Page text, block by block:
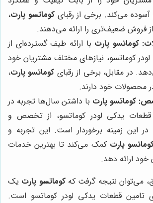
می‌کند. برخی از رقبایکوماتسو پارت،
ضعیف‌تری را ارائه می‌دهند.
کوماتسو پارت با ارائه طیف گسترده‌ای از
کوماتسو، نیازهای مختلف مشتریان خود
در مقابل، برخی از رقبای کوماتسو پارت،
محصولات خود دارند.
کوماتسو پارت با داشتن سال‌ها تجربه در
قطعات یدکی لودر کوماتسو، از تخصص و
در این زمینه برخوردار است. این تجربه و
پارت کمک می‌کند تا بهترین خدمات
خود ارائه دهد.
می‌توان نتیجه گرفت کهکوماتسو پارت یک
تامین قطعات یدکی لودر کوماتسو است.